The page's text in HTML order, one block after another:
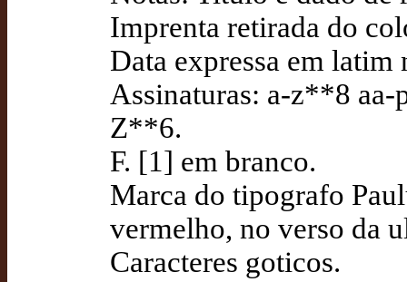
Imprenta retirada do
Data expressa em latim
Assinaturas: a-z**8
Z**6.
F. [1] em branco.
Marca do tipografo
vermelho, no verso da
Caracteres goticos.